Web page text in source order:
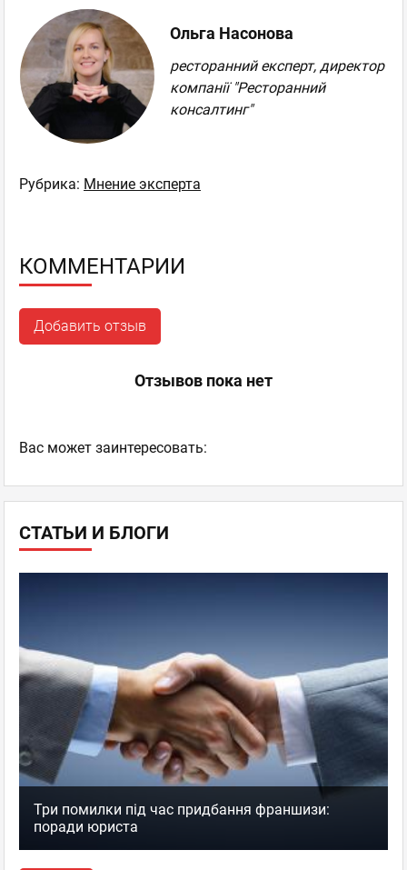
СТАТЬИ И БЛОГИ
Три помилки під час придбання франшизи:
поради юриста
Ольга Насонова
ресторанний експерт, директор
компанії "Ресторанний
консалтинг"
Рубрика: Мнение эксперта
КОММЕНТАРИИ
Добавить отзыв
Отзывов пока нет
Ваc может заинтересовать: